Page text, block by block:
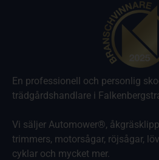
En professionell och personlig
trädgårdshandlare i
Vi säljer Automower®,
trimmers, motorsågar, röjsågar,
cyklar och mycket mer.